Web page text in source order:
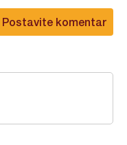
Postavite komentar